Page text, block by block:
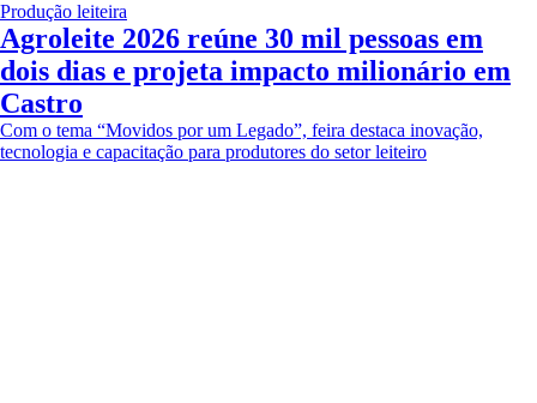
Produção leiteira
Agroleite 2026 reúne 30 mil pessoas em
dois dias e projeta impacto milionário em
Castro
Com o tema “Movidos por um Legado”, feira destaca inovação,
tecnologia e capacitação para produtores do setor leiteiro